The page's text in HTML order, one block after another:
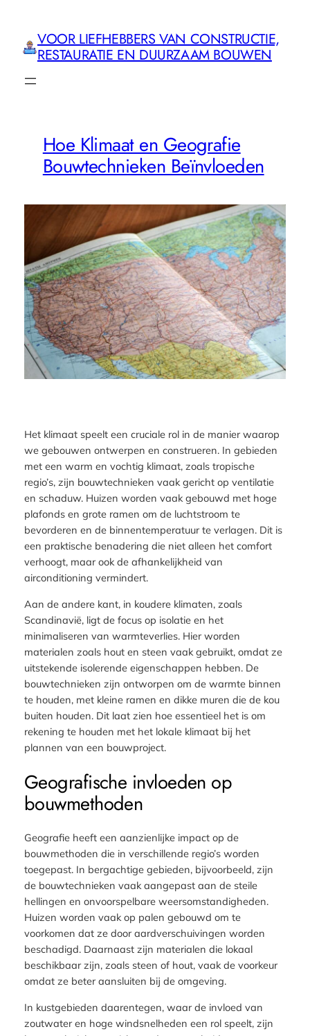
VOOR LIEFHEBBERS VAN CONSTRUCTIE,
RESTAURATIE EN DUURZAAM BOUWEN
Hoe Klimaat en Geografie
Bouwtechnieken Beïnvloeden
Het klimaat speelt een cruciale rol in de manier waarop
we gebouwen ontwerpen en construeren. In gebieden
met een warm en vochtig klimaat, zoals tropische
regio’s, zijn bouwtechnieken vaak gericht op ventilatie
en schaduw. Huizen worden vaak gebouwd met hoge
plafonds en grote ramen om de luchtstroom te
bevorderen en de binnentemperatuur te verlagen. Dit is
een praktische benadering die niet alleen het comfort
verhoogt, maar ook de afhankelijkheid van
airconditioning vermindert.
Aan de andere kant, in koudere klimaten, zoals
Scandinavië, ligt de focus op isolatie en het
minimaliseren van warmteverlies. Hier worden
materialen zoals hout en steen vaak gebruikt, omdat ze
uitstekende isolerende eigenschappen hebben. De
bouwtechnieken zijn ontworpen om de warmte binnen
te houden, met kleine ramen en dikke muren die de kou
buiten houden. Dit laat zien hoe essentieel het is om
rekening te houden met het lokale klimaat bij het
plannen van een bouwproject.
Geografische invloeden op
bouwmethoden
Geografie heeft een aanzienlijke impact op de
bouwmethoden die in verschillende regio’s worden
toegepast. In bergachtige gebieden, bijvoorbeeld, zijn
de bouwtechnieken vaak aangepast aan de steile
hellingen en onvoorspelbare weersomstandigheden.
Huizen worden vaak op palen gebouwd om te
voorkomen dat ze door aardverschuivingen worden
beschadigd. Daarnaast zijn materialen die lokaal
beschikbaar zijn, zoals steen of hout, vaak de voorkeur
omdat ze beter aansluiten bij de omgeving.
In kustgebieden daarentegen, waar de invloed van
zoutwater en hoge windsnelheden een rol speelt, zijn